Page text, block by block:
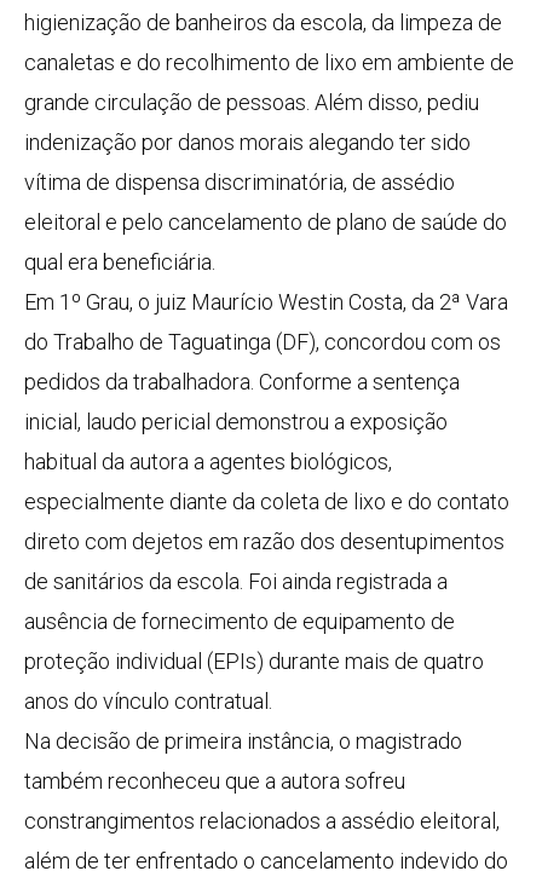
higienização de banheiros da escola, da limpeza de
canaletas e do recolhimento de lixo em ambiente de
grande circulação de pessoas. Além disso, pediu
indenização por danos morais alegando ter sido
vítima de dispensa discriminatória, de assédio
eleitoral e pelo cancelamento de plano de saúde do
qual era beneficiária.
Em 1º Grau, o juiz Maurício Westin Costa, da 2ª Vara
do Trabalho de Taguatinga (DF), concordou com os
pedidos da trabalhadora. Conforme a sentença
inicial, laudo pericial demonstrou a exposição
habitual da autora a agentes biológicos,
especialmente diante da coleta de lixo e do contato
direto com dejetos em razão dos desentupimentos
de sanitários da escola. Foi ainda registrada a
ausência de fornecimento de equipamento de
proteção individual (EPIs) durante mais de quatro
anos do vínculo contratual.
Na decisão de primeira instância, o magistrado
também reconheceu que a autora sofreu
constrangimentos relacionados a assédio eleitoral,
além de ter enfrentado o cancelamento indevido do